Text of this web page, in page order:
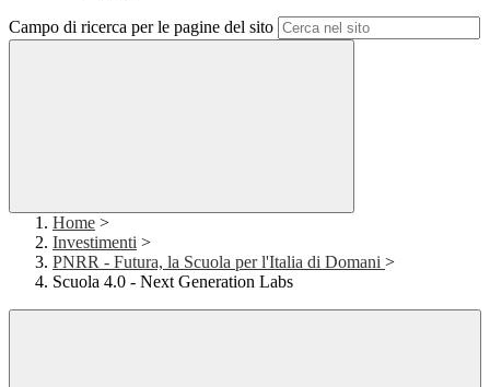
Campo di ricerca per le pagine del sito
Home >
Investimenti >
PNRR - Futura, la Scuola per l'Italia di Domani >
Scuola 4.0 - Next Generation Labs